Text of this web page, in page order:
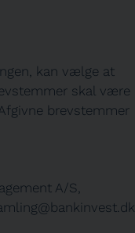
kan vælge at
skal være
brevstemmer
A/S,